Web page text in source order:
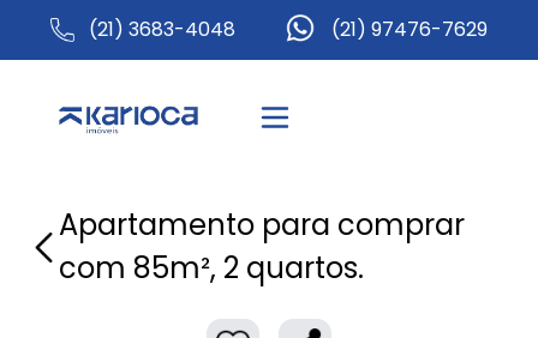
(21) 3683-4048 (21) 97476-7629
Apartamento para comprar
com 85m², 2 quartos.